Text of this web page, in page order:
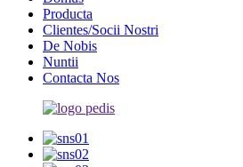
Producta
Clientes/Socii Nostri
De Nobis
Nuntii
Contacta Nos